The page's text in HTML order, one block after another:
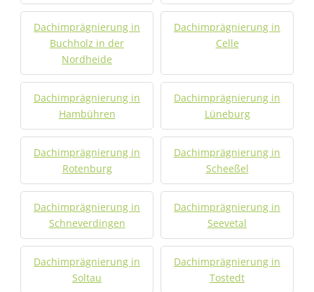
Dachimprägnierung in
Buchholz in der
Nordheide
Dachimprägnierung in
Celle
Dachimprägnierung in
Hambühren
Dachimprägnierung in
Lüneburg
Dachimprägnierung in
Rotenburg
Dachimprägnierung in
Scheeßel
Dachimprägnierung in
Schneverdingen
Dachimprägnierung in
Seevetal
Dachimprägnierung in
Soltau
Dachimprägnierung in
Tostedt